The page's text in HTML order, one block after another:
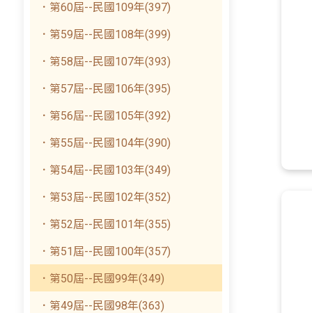
．第60屆--民國109年(397)
．第59屆--民國108年(399)
．第58屆--民國107年(393)
．第57屆--民國106年(395)
．第56屆--民國105年(392)
．第55屆--民國104年(390)
．第54屆--民國103年(349)
．第53屆--民國102年(352)
．第52屆--民國101年(355)
．第51屆--民國100年(357)
．第50屆--民國99年(349)
．第49屆--民國98年(363)